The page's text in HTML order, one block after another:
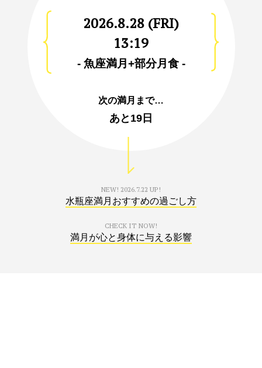
2026.8.28 (FRI)
13:19
- 魚座満月+部分月食 -
次の満月まで…
あと 19日
NEW! 2026.7.22 UP!
水瓶座満月おすすめの過ごし方
CHECK IT NOW!
満月が心と身体に与える影響